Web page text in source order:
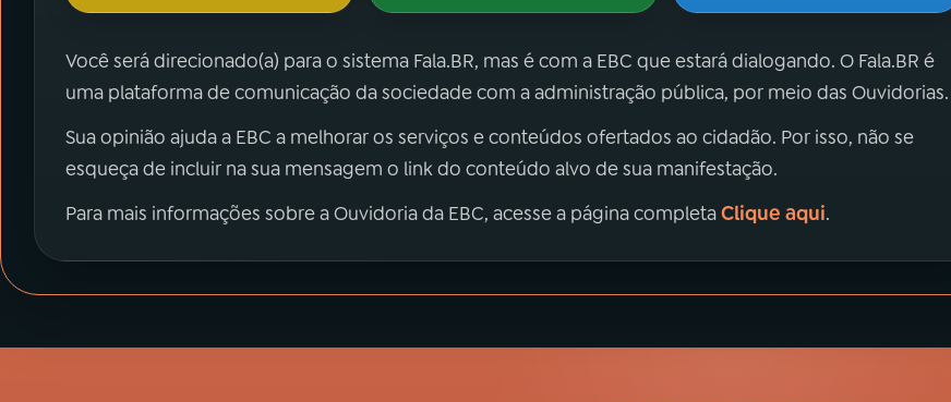
Você será direcionado(a) para o sistema Fala.BR, mas é com a EBC que estará dialogando. O Fala.BR é
uma plataforma de comunicação da sociedade com a administração pública, por meio das Ouvidorias.
Sua opinião ajuda a EBC a melhorar os serviços e conteúdos ofertados ao cidadão. Por isso, não se
esqueça de incluir na sua mensagem o link do conteúdo alvo de sua manifestação.
Para mais informações sobre a Ouvidoria da EBC, acesse a página completaClique aqui.